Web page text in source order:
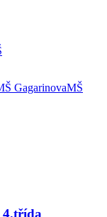
GagarinovaMŠ
4.třída